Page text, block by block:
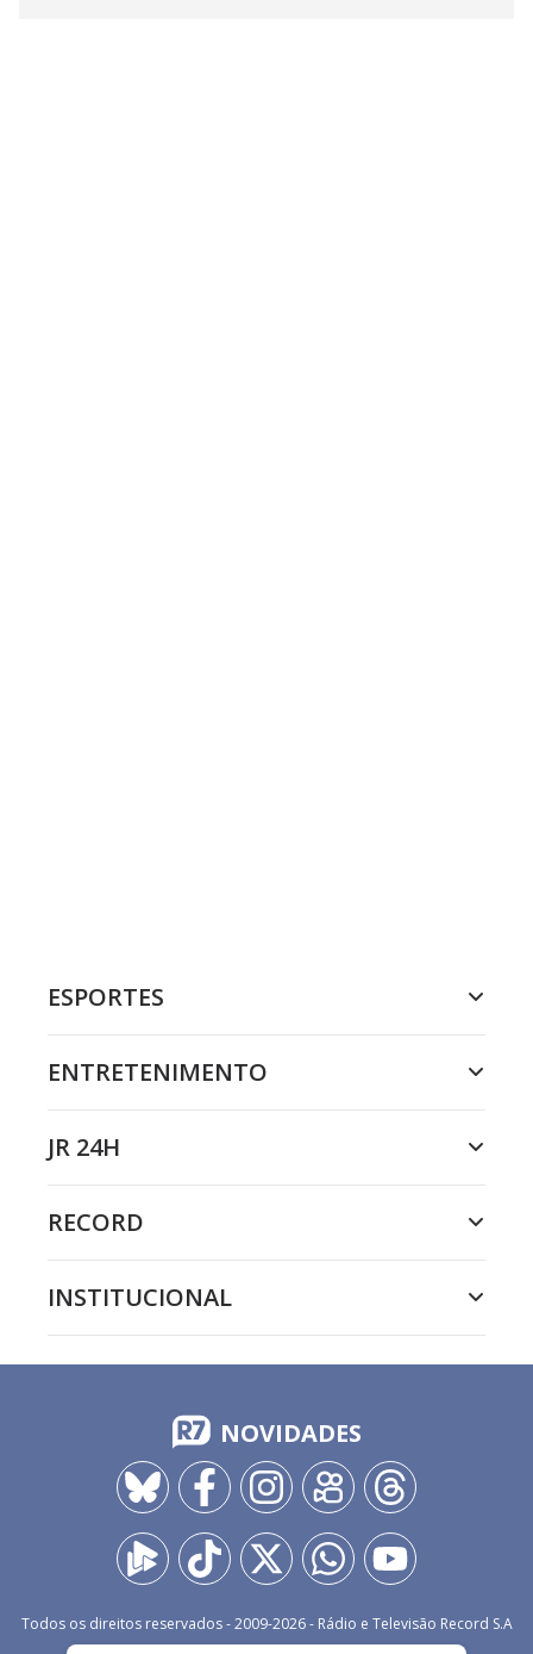
ESPORTES
ENTRETENIMENTO
JR 24H
RECORD
INSTITUCIONAL
NOVIDADES
Todos os direitos reservados - 2009-2026- Rádio e Televisão Record S.A